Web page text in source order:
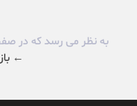
به نظر می رسد که در
←